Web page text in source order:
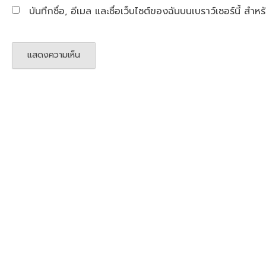
บันทึกชื่อ, อีเมล และชื่อเว็บไซต์ของฉันบนเบราว์เซอร์นี้ สำ